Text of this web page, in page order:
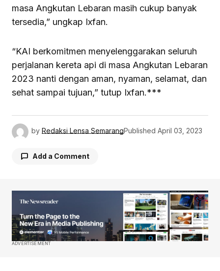
masa Angkutan Lebaran masih cukup banyak
tersedia,” ungkap Ixfan.
“KAI berkomitmen menyelenggarakan seluruh
perjalanan kereta api di masa Angkutan Lebaran
2023 nanti dengan aman, nyaman, selamat, dan
sehat sampai tujuan,” tutup Ixfan.***
by Redaksi Lensa SemarangPublished April 03, 2023
Add a Comment
Your email address will not be published.
Required fields are marked*
Comment*
ADVERTISEMENT